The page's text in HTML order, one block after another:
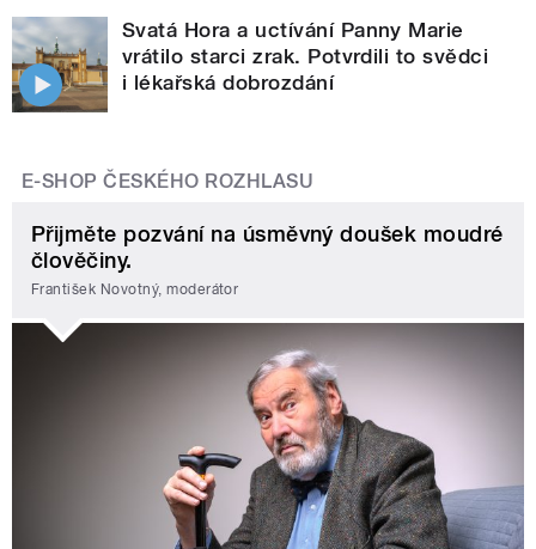
Svatá Hora a uctívání Panny Marie
vrátilo starci zrak. Potvrdili to svědci
i lékařská dobrozdání
E-SHOP ČESKÉHO ROZHLASU
Přijměte pozvání na úsměvný doušek moudré
člověčiny.
František Novotný, moderátor